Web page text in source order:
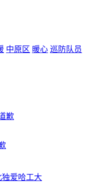
中原区 暖心 巡防队员